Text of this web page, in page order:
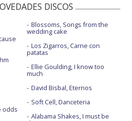
DISCOS
odds
Blossoms, Songs from the
wedding cake
Los Zigarros, Carne con
patatas
Ellie Goulding, I know too
much
David Bisbal, Eternos
Soft Cell, Danceteria
Alabama Shakes, I must be